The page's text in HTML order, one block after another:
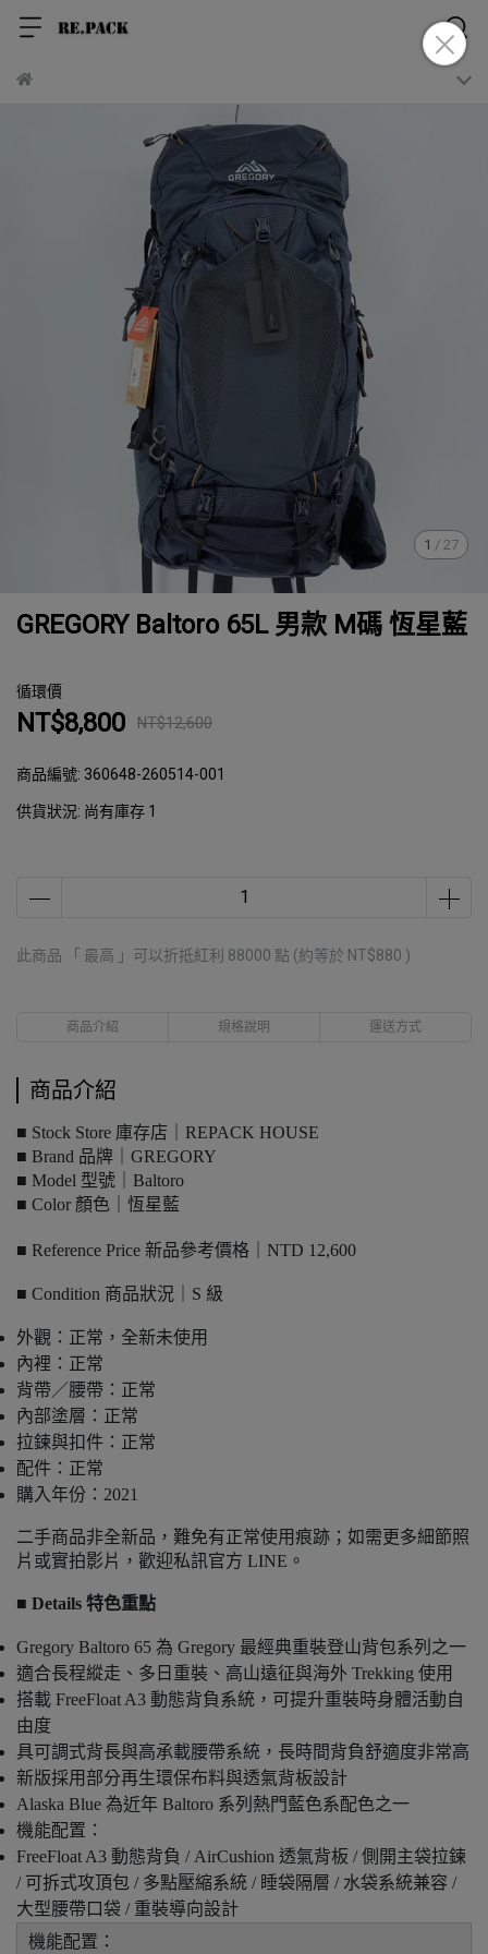
1 /27
GREGORY Baltoro 65L 男款 M碼 恆星藍
循環價
NT$8,800 NT$12,600
商品編號: 360648-260514-001
供貨狀況: 尚有庫存 1
此商品 「 最高 」可以折抵紅利 88000 點 (約等於 NT$880 )
商品介紹 規格說明 運送方式
商品介紹
■ Stock Store 庫存店｜REPACK HOUSE
■ Brand 品牌｜GREGORY
■ Model 型號｜Baltoro
■ Color 顏色｜恆星藍
■ Reference Price 新品參考價格｜NTD 12,600
■ Condition 商品狀況｜S 級
外觀：正常，全新未使用
內裡：正常
背帶／腰帶：正常
內部塗層：正常
拉鍊與扣件：正常
配件：正常
購入年份：2021
二手商品非全新品，難免有正常使用痕跡；如需更多細節照
片或實拍影片，歡迎私訊官方 LINE。
■ Details 特色重點
Gregory Baltoro 65 為 Gregory 最經典重裝登山背包系列之一
適合長程縱走、多日重裝、高山遠征與海外 Trekking 使用
搭載 FreeFloat A3 動態背負系統，可提升重裝時身體活動自
由度
具可調式背長與高承載腰帶系統，長時間背負舒適度非常高
新版採用部分再生環保布料與透氣背板設計
Alaska Blue 為近年 Baltoro 系列熱門藍色系配色之一
機能配置：
FreeFloat A3 動態背負 / AirCushion 透氣背板 / 側開主袋拉鍊
/ 可拆式攻頂包 / 多點壓縮系統 / 睡袋隔層 / 水袋系統兼容 /
大型腰帶口袋 / 重裝導向設計
機能配置：